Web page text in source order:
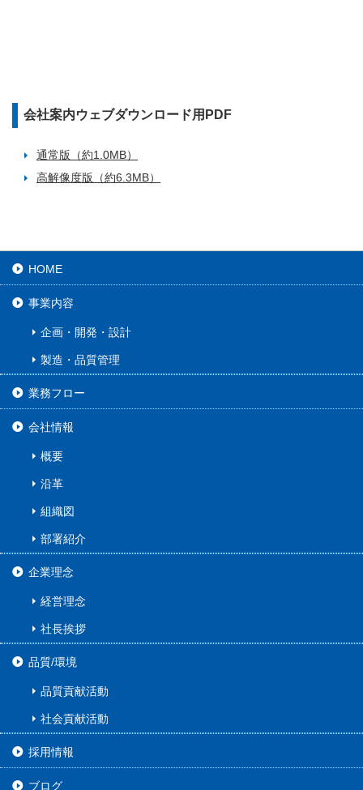
会社案内ウェブダウンロード用PDF
通常版（約1.0MB）
高解像度版（約6.3MB）
HOME
事業内容
企画・開発・設計
製造・品質管理
業務フロー
会社情報
概要
沿革
組織図
部署紹介
企業理念
経営理念
社長挨拶
品質/環境
品質貢献活動
社会貢献活動
採用情報
ブログ